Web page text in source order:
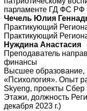
парламенте ГД ФС РФ
Чечель Юлия
Практикующий
Практикующий
Нуждина Анастасия
Преподаватель
финансы
Высшее образование,
«Психология». Опыт
Skyeng, проекты
Этажи, должность
декабря 2023 г.)